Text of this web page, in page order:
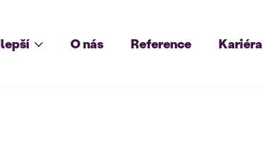
O nás Reference Kariéra